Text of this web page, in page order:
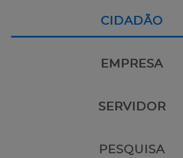
CIDADÃO
EMPRESA
SERVIDOR
PESQUISA